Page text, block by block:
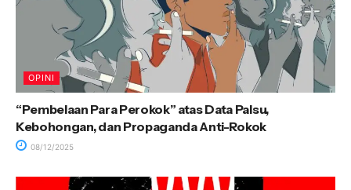
OPINI
“Pembelaan Para Perokok” atas Data Palsu,
Kebohongan, dan Propaganda Anti-Rokok
08/12/2025